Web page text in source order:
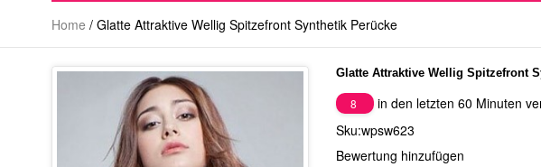
Home / Glatte Attraktive Wellig Spitzefront Synthetik Perücke
Glatte Attraktive Wellig Spitzefront
8
in den letzten 60 Minuten
Sku:wpsw623
Bewertung hinzufügen